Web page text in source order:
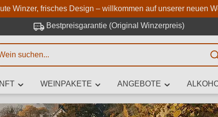
Zum Hauptinhalt springen
Zur Suche springen
Zur Hauptnavigation
Winzer, frisches Design – willkommen auf unserer neuen
Bestpreisgarantie (Original Winzerpreis)
WEINPAKETE ANGEBOTE
eingeben